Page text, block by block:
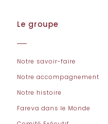
Le groupe
Notre savoir-faire
Notre accompagnement
Notre histoire
Fareva dans le Monde